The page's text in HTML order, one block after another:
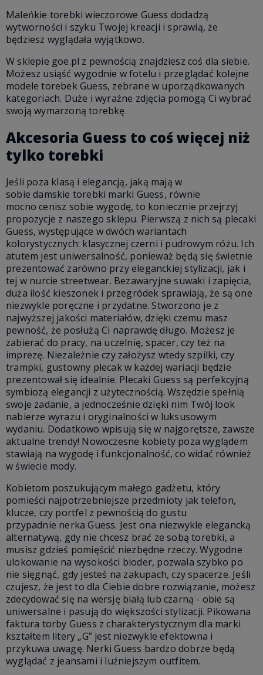
Maleńkie torebki wieczorowe Guess dodadzą
wytworności i szyku Twojej kreacji i sprawią, że
będziesz wyglądała wyjątkowo.
W sklepie goe.pl z pewnością znajdziesz coś dla siebie.
Możesz usiąść wygodnie w fotelu i przeglądać kolejne
modele torebek Guess, zebrane w uporządkowanych
kategoriach. Duże i wyraźne zdjęcia pomogą Ci wybrać
swoją wymarzoną torebkę.
Akcesoria Guess to coś więcej niż
tylko torebki
Jeśli poza klasą i elegancją, jaką mają w
sobie damskie torebki marki Guess, równie
mocno cenisz sobie wygodę, to koniecznie przejrzyj
propozycje z naszego sklepu. Pierwszą z nich są plecaki
Guess, występujące w dwóch wariantach
kolorystycznych: klasycznej czerni i pudrowym różu. Ich
atutem jest uniwersalność, ponieważ będą się świetnie
prezentować zarówno przy eleganckiej stylizacji, jak i
tej w nurcie streetwear. Bezawaryjne suwaki i zapięcia,
duża ilość kieszonek i przegródek sprawiają, że są one
niezwykle poręczne i przydatne. Stworzono je z
najwyższej jakości materiałów, dzięki czemu masz
pewność, że posłużą Ci naprawdę długo. Możesz je
zabierać do pracy, na uczelnię, spacer, czy też na
imprezę. Niezależnie czy założysz wtedy szpilki, czy
trampki, gustowny plecak w każdej wariacji będzie
prezentował się idealnie. Plecaki Guess są perfekcyjną
symbiozą elegancji z użytecznością. Wszędzie spełnią
swoje zadanie, a jednocześnie dzięki nim Twój look
nabierze wyrazu i oryginalności w luksusowym
wydaniu. Dodatkowo wpisują się w najgorętsze, zawsze
aktualne trendy! Nowoczesne kobiety poza wyglądem
stawiają na wygodę i funkcjonalność, co widać również
w świecie mody.
Kobietom poszukującym małego gadżetu, który
pomieści najpotrzebniejsze przedmioty jak telefon,
klucze, czy portfel z pewnością do gustu
przypadnie nerka Guess. Jest ona niezwykle elegancką
alternatywą, gdy nie chcesz brać ze sobą torebki, a
musisz gdzieś pomięścić niezbędne rzeczy. Wygodne
ulokowanie na wysokości bioder, pozwala szybko po
nie sięgnąć, gdy jesteś na zakupach, czy spacerze. Jeśli
czujesz, że jest to dla Ciebie dobre rozwiązanie, możesz
zdecydować się na wersję białą lub czarną - obie są
uniwersalne i pasują do większości stylizacji. Pikowana
faktura torby Guess z charakterystycznym dla marki
kształtem litery „G” jest niezwykle efektowna i
przykuwa uwagę. Nerki Guess bardzo dobrze będą
wyglądać z jeansami i luźniejszym outfitem.